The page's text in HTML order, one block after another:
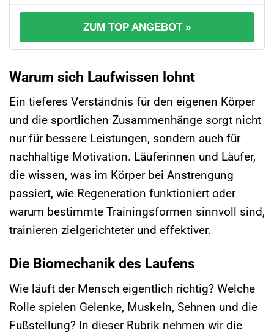
ZUM TOP ANGEBOT »
Warum sich Laufwissen lohnt
Ein tieferes Verständnis für den eigenen Körper
und die sportlichen Zusammenhänge sorgt nicht
nur für bessere Leistungen, sondern auch für
nachhaltige Motivation. Läuferinnen und Läufer,
die wissen, was im Körper bei Anstrengung
passiert, wie Regeneration funktioniert oder
warum bestimmte Trainingsformen sinnvoll sind,
trainieren zielgerichteter und effektiver.
Die Biomechanik des Laufens
Wie läuft der Mensch eigentlich richtig? Welche
Rolle spielen Gelenke, Muskeln, Sehnen und die
Fußstellung? In dieser Rubrik nehmen wir die